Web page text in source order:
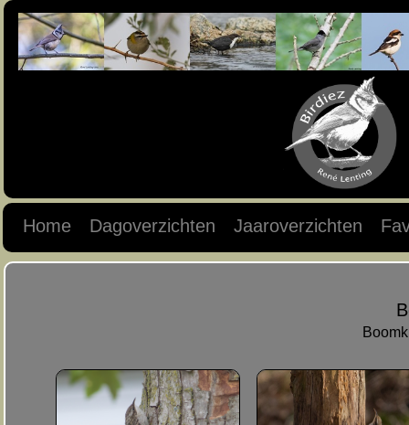
Home Dagoverzichten Jaaroverzichten